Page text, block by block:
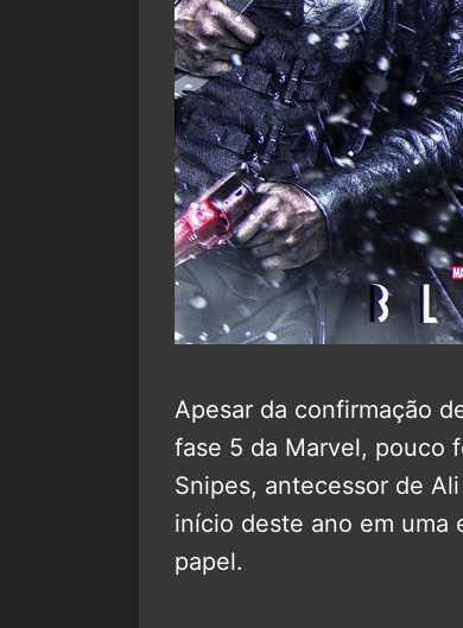
Apesar da confirmação
fase 5 da Marvel, pouco
Snipes, antecessor de
início deste ano em uma
papel.